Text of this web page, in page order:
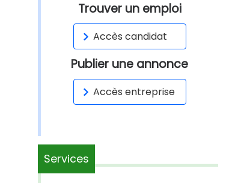
Trouver un emploi
Accès candidat
Publier une annonce
Accès entreprise
Services